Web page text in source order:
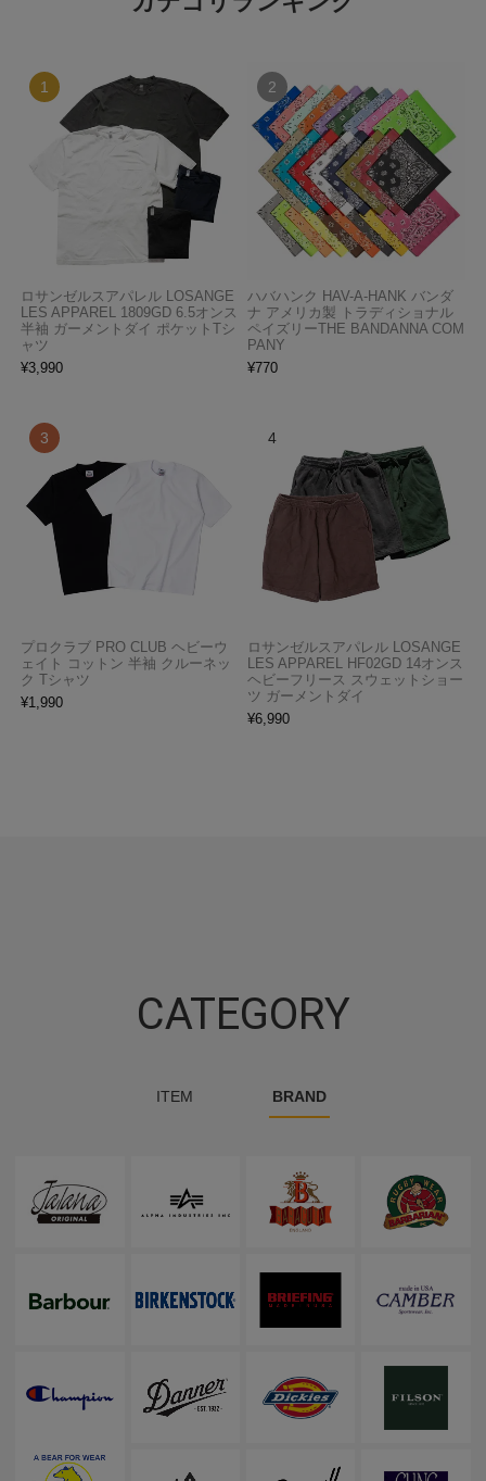
ロサンゼルスアパレル LOSANGE
LES APPAREL 1809GD 6.5オンス
半袖 ガーメントダイ ポケットTシ
ャツ
¥3,990
ハバハンク HAV-A-HANK バンダ
ナ アメリカ製 トラディショナル
ペイズリーTHE BANDANNA COM
PANY
¥770
プロクラブ PRO CLUB ヘビーウ
ェイト コットン 半袖 クルーネッ
ク Tシャツ
¥1,990
ロサンゼルスアパレル LOSANGE
LES APPAREL HF02GD 14オンス
ヘビーフリース スウェットショー
ツ ガーメントダイ
¥6,990
CATEGORY
ITEM BRAND